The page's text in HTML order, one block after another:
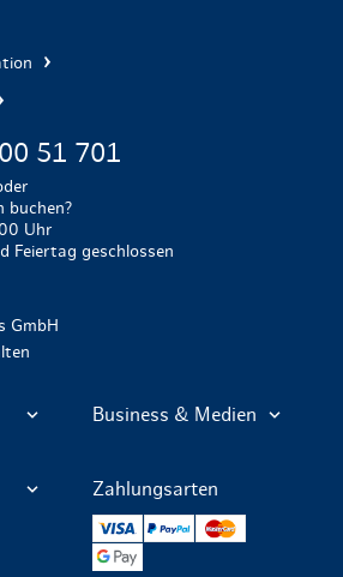
51 701
buchen?
Uhr
Feiertag geschlossen
GmbH
Business & Medien
Zahlungsarten
VISA PayPal